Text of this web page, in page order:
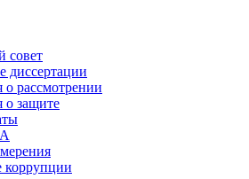
совет
диссертации
о рассмотрении
о защите
коррупции